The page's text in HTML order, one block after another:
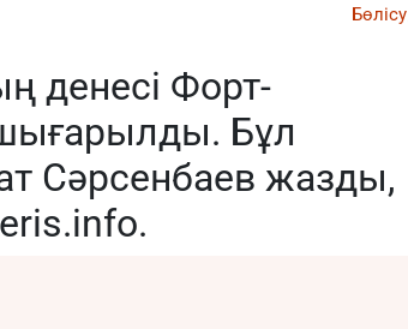
Бөлісу
денесі Форт-
Бұл
Сәрсенбаев жазды,
.